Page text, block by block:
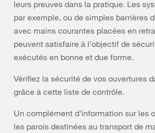
leurs preuves dans la pratique. Les
par exemple, ou de simples barrières
avec mains courantes placées en
peuvent satisfaire à l’objectif de
exécutés en bonne et due forme.
Vérifiez la sécurité de vos ouvertures
grâce à cette liste de contrôle.
Un complément d’information sur les
les parois destinées au transport de